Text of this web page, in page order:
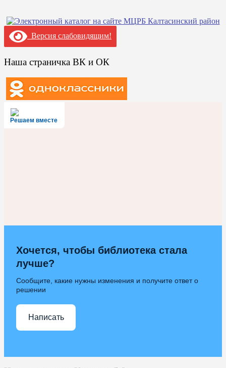
Версия слабовидящим!
Наша страничка ВК и ОК
Решаем вместе
Хочется, чтобы библиотека стала
лучше?
Сообщите, какие нужны изменения и получите ответ о
решении
Написать